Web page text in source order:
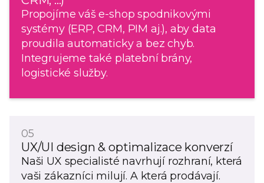
Propojíme váš e-shop spodnikovými
systémy (ERP, CRM, PIM aj.), aby data
proudila automaticky a bez chyb.
Integrujeme také platební brány,
logistické služby.
05
UX/UI design & optimalizace konverzí
Naši UX specialisté navrhují rozhraní, která
vaši zákazníci milují. A která prodávají.